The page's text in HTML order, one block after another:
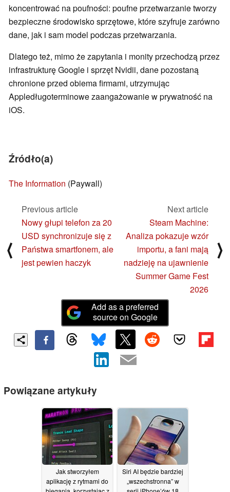
koncentrować na poufności: poufne przetwarzanie tworzy
bezpieczne środowisko sprzętowe, które szyfruje zarówno
dane, jak i sam model podczas przetwarzania.
Dlatego też, mimo że zapytania i monity przechodzą przez
infrastrukturę Google i sprzęt Nvidii, dane pozostaną
chronione przed obiema firmami, utrzymując
Appledługoterminowe zaangażowanie w prywatność na
iOS.
Źródło(a)
The Information (Paywall)
⟨
Previous article
Nowy głupi telefon za 20
USD synchronizuje się z
Państwa smartfonem, ale
jest pewien haczyk
Next article
Steam Machine:
Analiza pokazuje wzór
importu, a fani mają
nadzieję na ujawnienie
Summer Game Fest
2026
⟩
Add as a preferred
source on Google
Powiązane artykuły
Jak stworzyłem
aplikację z rytmami do
Siri AI będzie bardziej
„wszechstronna” w